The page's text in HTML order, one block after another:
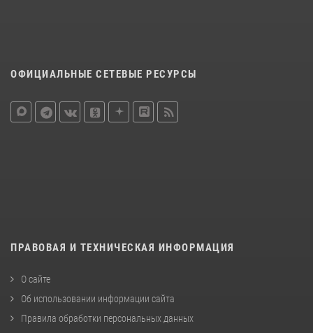
ОФИЦИАЛЬНЫЕ СЕТЕВЫЕ РЕСУРСЫ
ПРАВОВАЯ И ТЕХНИЧЕСКАЯ ИНФОРМАЦИЯ
О сайте
Об использовании информации сайта
Правила обработки персональных данных